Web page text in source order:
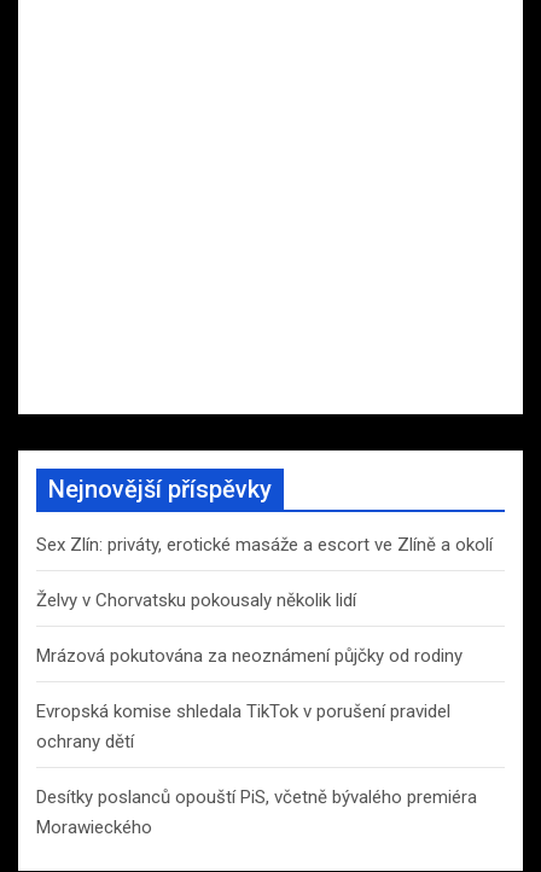
Nejnovější příspěvky
Sex Zlín: priváty, erotické masáže a escort ve Zlíně a okolí
Želvy v Chorvatsku pokousaly několik lidí
Mrázová pokutována za neoznámení půjčky od rodiny
Evropská komise shledala TikTok v porušení pravidel
ochrany dětí
Desítky poslanců opouští PiS, včetně bývalého premiéra
Morawieckého